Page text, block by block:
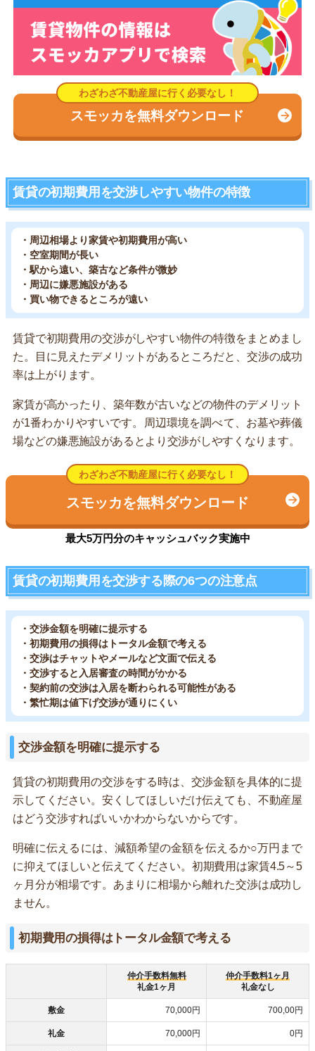
スモッカを無料ダウンロード
賃貸の初期費用を交渉しやすい物件の特徴
・周辺相場より家賃や初期費用が高い
・空室期間が長い
・駅から遠い、築古など条件が微妙
・周辺に嫌悪施設がある
・買い物できるところが遠い
賃貸で初期費用の交渉がしやすい物件の特徴をまとめまし
た。目に見えたデメリットがあるところだと、交渉の成功
率は上がります。
家賃が高かったり、築年数が古いなどの物件のデメリット
が1番わかりやすいです。周辺環境を調べて、お墓や葬儀
場などの嫌悪施設があるとより交渉がしやすくなります。
わざわざ不動産屋に行く必要なし！
スモッカを無料ダウンロード
最大5万円分のキャッシュバック実施中
賃貸の初期費用を交渉する際の6つの注意点
・交渉金額を明確に提示する
・初期費用の損得はトータル金額で考える
・交渉はチャットやメールなど文面で伝える
・交渉すると入居審査の時間がかかる
・契約前の交渉は入居を断わられる可能性がある
・繁忙期は値下げ交渉が通りにくい
交渉金額を明確に提示する
賃貸の初期費用の交渉をする時は、交渉金額を具体的に提
示してください。安くしてほしいだけ伝えても、不動産屋
はどう交渉すればいいかわからないからです。
明確に伝えるには、減額希望の金額を伝えるか○万円まで
に抑えてほしいと伝えてください。初期費用は家賃4.5～5
ヶ月分が相場です。あまりに相場から離れた交渉は成功し
ません。
初期費用の損得はトータル金額で考える
仲介手数料無料
礼金1ヶ月
仲介手数料1ヶ月
礼金なし
敷金 70,000円 700,00円
礼金 70,000円 0円